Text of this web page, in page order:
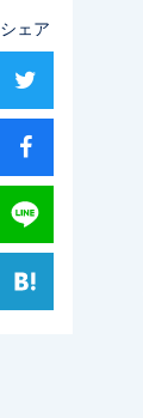
シェア